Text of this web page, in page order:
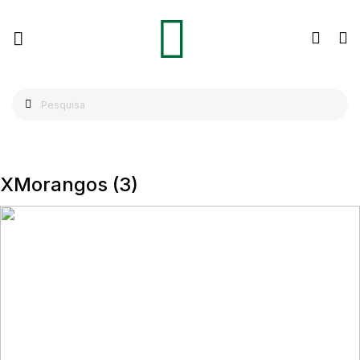
XMorangos (3)